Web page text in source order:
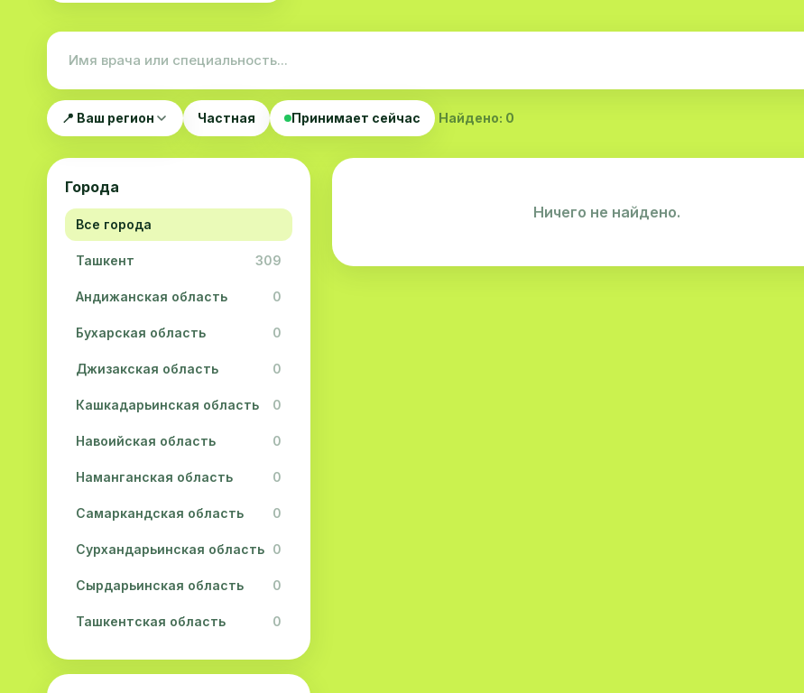
📍 Ваш регион Частная Принимает сейчас Найдено: 0
Города
Все города
Ташкент 309
Андижанская область 0
Бухарская область 0
Джизакская область 0
Кашкадарьинская область 0
Навоийская область 0
Наманганская область 0
Самаркандская область 0
Сурхандарьинская область 0
Сырдарьинская область 0
Ташкентская область 0
Ферганская область 0
Ничего не найдено.